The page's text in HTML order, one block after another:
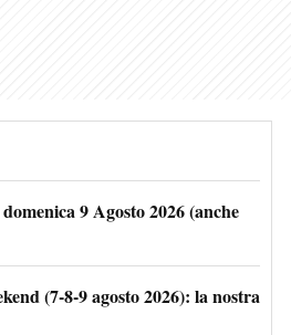
9 Agosto 2026 (anche
(7-8-9 agosto 2026): la nostra